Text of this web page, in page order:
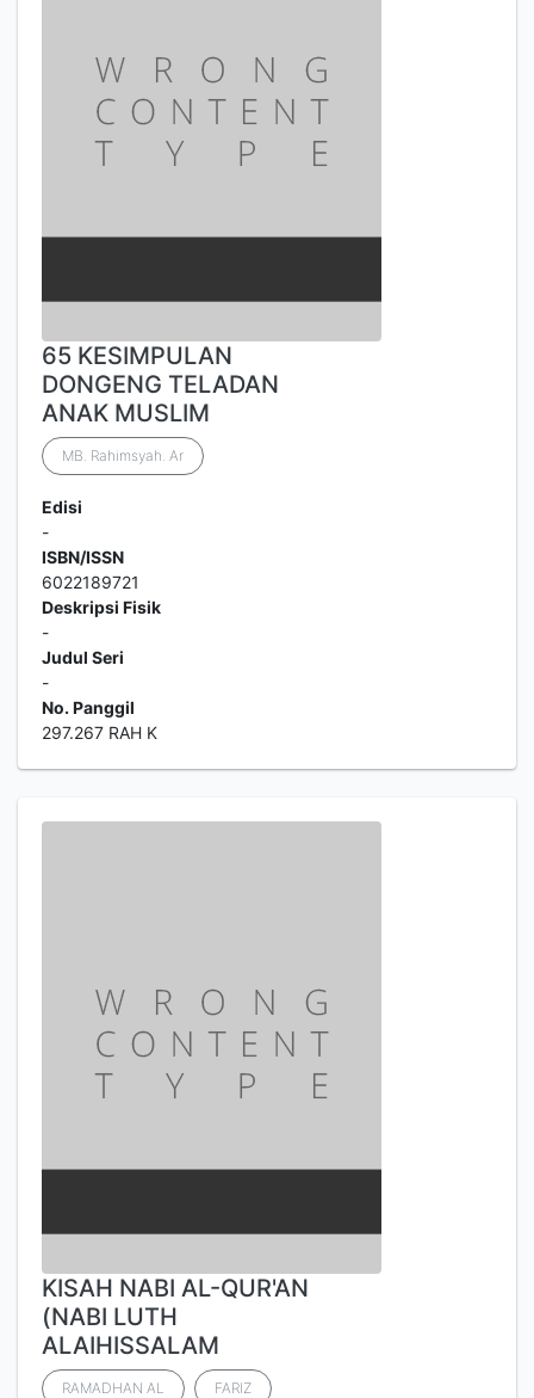
65 KESIMPULAN
DONGENG TELADAN
ANAK MUSLIM
MB. Rahimsyah. Ar
Edisi
-
ISBN/ISSN
6022189721
Deskripsi Fisik
-
Judul Seri
-
No. Panggil
297.267 RAH K
KISAH NABI AL-QUR'AN
(NABI LUTH
ALAIHISSALAM
RAMADHAN AL FARIZ